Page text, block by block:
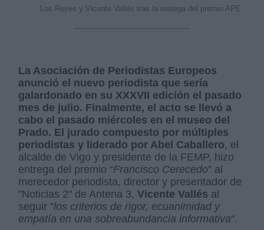
Los Reyes y Vicente Vallés tras la entrega del premio APE
La Asociación de Periodistas Europeos
anunció el nuevo periodista que sería
galardonado en su XXXVII edición el pasado
mes de julio. Finalmente, el acto se llevó a
cabo el pasado miércoles en el museo del
Prado. El jurado compuesto por múltiples
periodistas y liderado por Abel Caballero, el
alcalde de Vigo y presidente de la FEMP, hizo
entrega del premio “Francisco Cerecedo” al
merecedor periodista, director y presentador de
"Noticias 2" de Antena 3,Vicente Vallés al
seguir "los criterios de rigor, ecuanimidad y
empatía en una sobreabundancia informativa".